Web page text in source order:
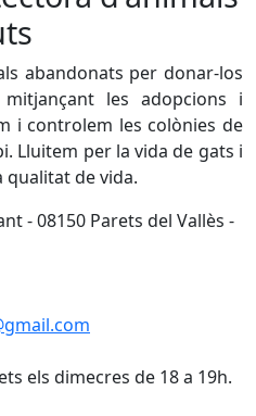
abandonats per donar-los
les adopcions i
i controlem les colònies de
Lluitem per la vida de gats i
qualitat de vida.
- 08150 Parets del Vallès -
els dimecres de 18 a 19h.